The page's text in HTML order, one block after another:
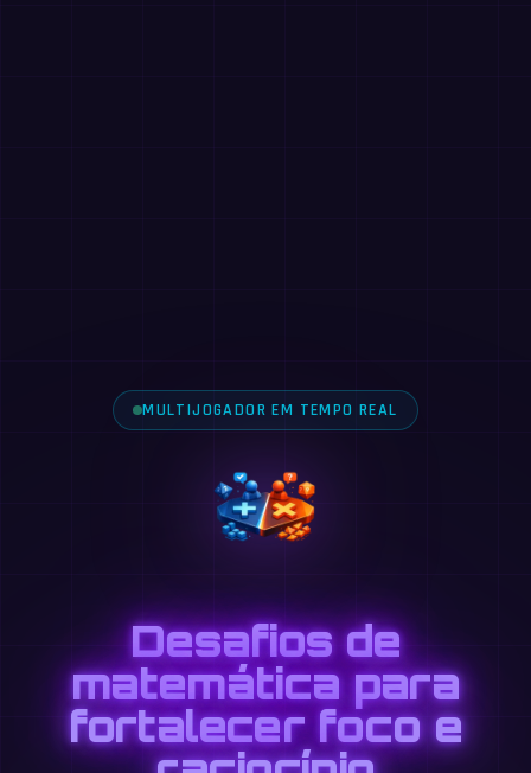
MULTIJOGADOR EM TEMPO REAL
Desafios de
matemática para
fortalecer foco e